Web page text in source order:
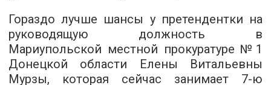
Гораздо лучше шансы у претендентки на
руководящую должность в
Мариупольской местной прокуратуре №1
Донецкой области Елены Витальевны
Мурзы, которая сейчас занимает 7-ю